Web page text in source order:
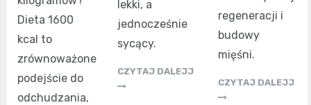
Dieta 1600
kcal to
zrównoważone
podejście do
odchudzania,
lekki, a
jednocześnie
sycący.
CZYTAJ DALEJJ
regeneracji i
budowy
mięśni.
CZYTAJ DALEJJ